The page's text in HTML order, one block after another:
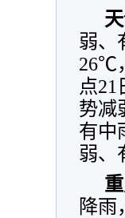
弱、
26℃
点21
势减
有中
弱、
降雨